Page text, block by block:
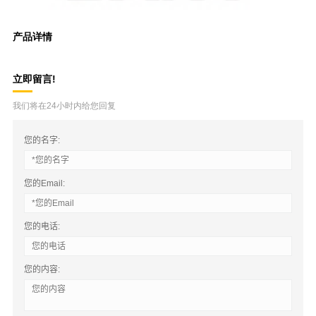
产品详情
立即留言!
我们将在24小时内给您回复
您的名字:
您的Email:
您的电话:
您的内容: